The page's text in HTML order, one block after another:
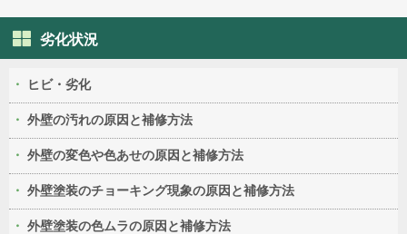
劣化状況
ヒビ・劣化
外壁の汚れの原因と補修方法
外壁の変色や色あせの原因と補修方法
外壁塗装のチョーキング現象の原因と補修方法
外壁塗装の色ムラの原因と補修方法